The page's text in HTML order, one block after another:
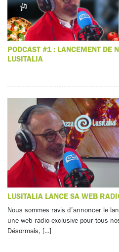
PODCAST #1 : LANCEMENT DE
LUSITALIA
LUSITALIA LANCE SA WEB
Nous sommes ravis d’annoncer le
une web radio exclusive pour tous
Désormais, […]